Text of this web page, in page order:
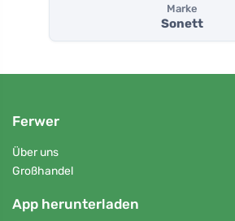
Marke
Sonett
Ferwer
Über uns
Großhandel
App herunterladen